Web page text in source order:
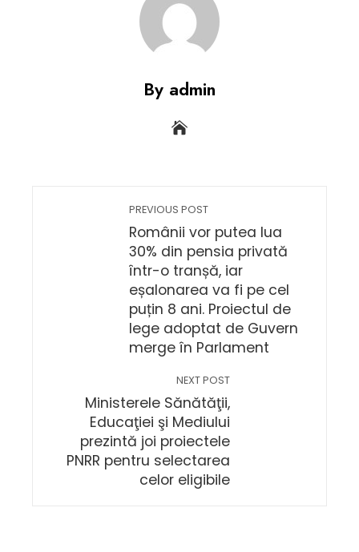
By admin
PREVIOUS POST
Românii vor putea lua
30% din pensia privată
într-o tranșă, iar
eșalonarea va fi pe cel
puțin 8 ani. Proiectul de
lege adoptat de Guvern
merge în Parlament
NEXT POST
Ministerele Sănătăţii,
Educaţiei şi Mediului
prezintă joi proiectele
PNRR pentru selectarea
celor eligibile